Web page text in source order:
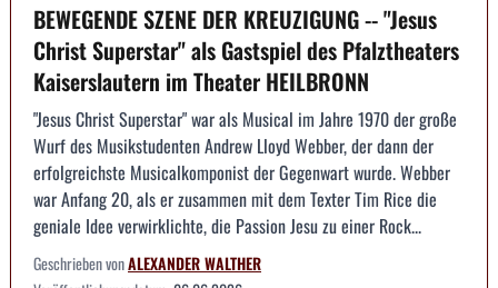
BEWEGENDE SZENE DER KREUZIGUNG -- "Jesus
Christ Superstar" als Gastspiel des Pfalztheaters
Kaiserslautern im Theater HEILBRONN
"Jesus Christ Superstar" war als Musical im Jahre 1970 der große
Wurf des Musikstudenten Andrew Lloyd Webber, der dann der
erfolgreichste Musicalkomponist der Gegenwart wurde. Webber
war Anfang 20, als er zusammen mit dem Texter Tim Rice die
geniale Idee verwirklichte, die Passion Jesu zu einer Rock...
Geschrieben vonALEXANDER WALTHER